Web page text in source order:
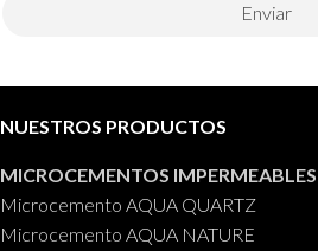
Enviar
NUESTROS PRODUCTOS
MICROCEMENTOS IMPERMEABLES
Microcemento AQUA QUARTZ
Microcemento AQUA NATURE